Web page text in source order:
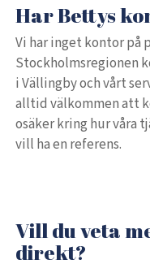
Har Bettys
Vi har inget kontor på
Stockholmsregionen
i Vällingby och vårt
alltid välkommen att
osäker kring hur våra
vill ha en referens.
Vill du veta
direkt?